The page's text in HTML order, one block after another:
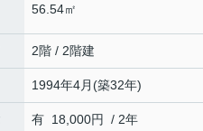
56.54㎡
2階 / 2階建
1994年4月(築32年)
有 18,000円 / 2年